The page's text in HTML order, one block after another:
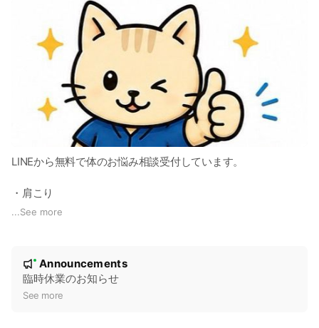
LINEから無料で体のお悩み相談受付しています。
・肩こり
・腰痛
・骨盤の歪み
など、
体のお悩みを単語で送って頂くと、LINEでお答えいたします。
お気軽にご相談下さい！
...See more
New
Announcements
臨時休業のお知らせ
See more